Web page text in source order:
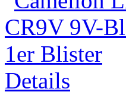
Details